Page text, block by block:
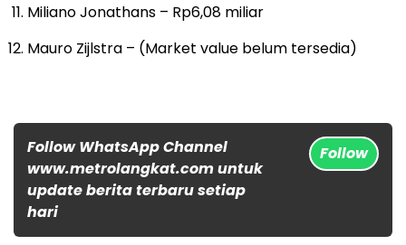
Miliano Jonathans – Rp6,08 miliar
Mauro Zijlstra – (Market value belum tersedia)
Follow WhatsApp Channel
www.metrolangkat.com untuk
update berita terbaru setiap
hari
Follow